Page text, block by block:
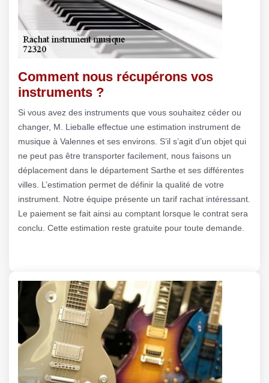
Comment nous récupérons vos
instruments ?
Si vous avez des instruments que vous souhaitez céder ou
changer, M. Lieballe effectue une estimation instrument de
musique à Valennes et ses environs. S’il s’agit d’un objet qui
ne peut pas être transporter facilement, nous faisons un
déplacement dans le département Sarthe et ses différentes
villes. L’estimation permet de définir la qualité de votre
instrument. Notre équipe présente un tarif rachat intéressant.
Le paiement se fait ainsi au comptant lorsque le contrat sera
conclu. Cette estimation reste gratuite pour toute demande.